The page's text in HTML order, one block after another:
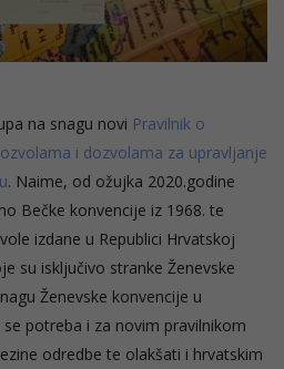
na snagu novi Pravilnik o
i dozvolama za upravljanje
. Naime, od ožujka 2020.godine
Bečke konvencije iz 1968. te
izdane u Republici Hrvatskoj
su isključivo stranke Ženevske
Ženevske konvencije u
potreba i za novim pravilnikom
odredbe te olakšati i hrvatskim